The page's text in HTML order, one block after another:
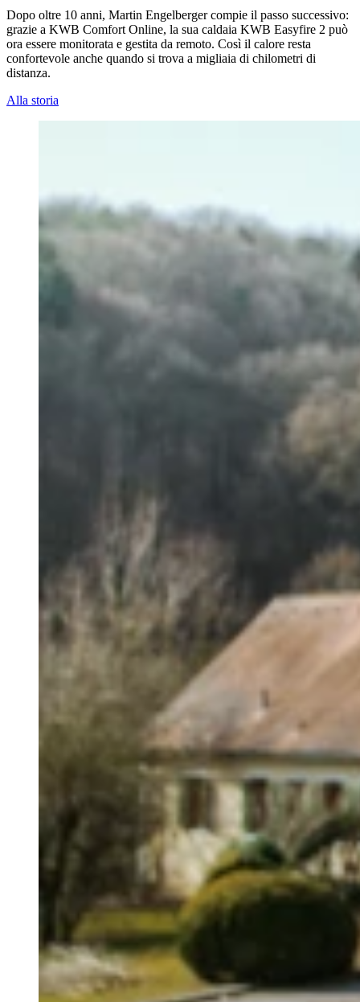
Dopo oltre 10 anni, Martin Engelberger compie il passo successivo:
grazie a KWB Comfort Online, la sua caldaia KWB Easyfire 2 può
ora essere monitorata e gestita da remoto. Così il calore resta
confortevole anche quando si trova a migliaia di chilometri di
distanza.
Alla storia